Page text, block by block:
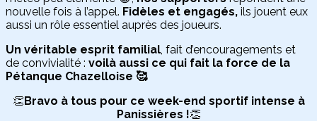
nouvelle fois à l’appel. Fidèles et engagés, ils jouent eux
aussi un rôle essentiel auprès des joueurs.
Un véritable esprit familial, fait d’encouragements et
de convivialité : voilà aussi ce qui fait la force de la
Pétanque Chazelloise 🥰
👏 Bravo à tous pour ce week-end sportif intense à
Panissières !👏